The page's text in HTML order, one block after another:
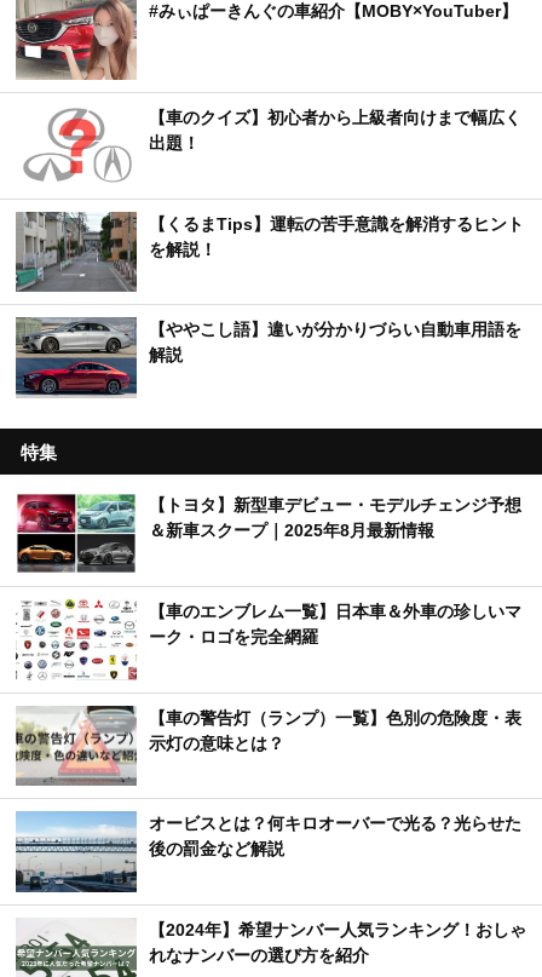
#みぃぱーきんぐの車紹介【MOBY×YouTuber】
【車のクイズ】初心者から上級者向けまで幅広く
出題！
【くるまTips】運転の苦手意識を解消するヒント
を解説！
【ややこし語】違いが分かりづらい自動車用語を
解説
特集
【トヨタ】新型車デビュー・モデルチェンジ予想
＆新車スクープ｜2025年8月最新情報
【車のエンブレム一覧】日本車＆外車の珍しいマ
ーク・ロゴを完全網羅
【車の警告灯（ランプ）一覧】色別の危険度・表
示灯の意味とは？
オービスとは？何キロオーバーで光る？光らせた
後の罰金など解説
【2024年】希望ナンバー人気ランキング！おしゃ
れなナンバーの選び方を紹介